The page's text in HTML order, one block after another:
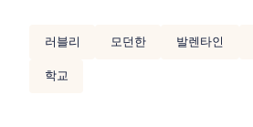
러블리 모던한 발렌타인
학교